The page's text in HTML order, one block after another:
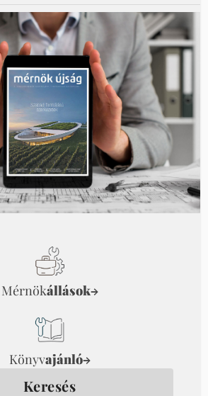
Mérnökállások→
Könyvajánló→
Keresés